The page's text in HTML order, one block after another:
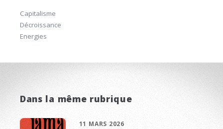
Capitalisme
Décroissance
Energies
Dans la même rubrique
11 MARS 2026